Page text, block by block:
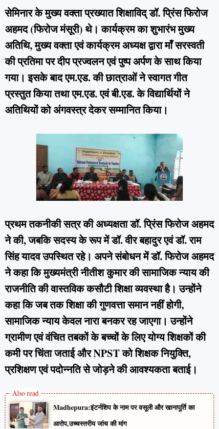
सेमिनार के मुख्य वक्ता प्रख्यात शिक्षाविद् डॉ. प्रिंस फिरोज
अहमद (फिरोज मंसूरी) थे। कार्यक्रम का शुभारंभ मुख्य
अतिथि, मुख्य वक्ता एवं कार्यक्रम अध्यक्ष द्वारा माँ सरस्वती
की प्रतिमा पर दीप प्रज्वलन एवं पुष्प अर्पण के साथ किया
गया। इसके बाद एम.एड. की छात्राओं ने स्वागत गीत
प्रस्तुत किया तथा एम.एड. एवं बी.एड. के विद्यार्थियों ने
अतिथियों को अंगवस्त्र देकर सम्मानित किया।
प्रथम तकनीकी सत्र की अध्यक्षता डॉ. प्रिंस फिरोज अहमद
ने की, जबकि सदस्य के रूप में डॉ. वीर बहादुर एवं डॉ. राम
सिंह यादव उपस्थित रहे। अपने संबोधन में डॉ. फिरोज अहमद
ने कहा कि मुख्यमंत्री नीतीश कुमार की सामाजिक न्याय की
राजनीति की वास्तविक कसौटी शिक्षा व्यवस्था है। उन्होंने
कहा कि जब तक शिक्षा की गुणवत्ता समान नहीं होगी,
सामाजिक न्याय केवल नारा बनकर रह जाएगा। उन्होंने
ग्रामीण एवं वंचित तबकों के बच्चों के लिए योग्य शिक्षकों की
कमी पर चिंता जताई और NPST को शिक्षक नियुक्ति,
प्रशिक्षण एवं पदोन्नति से जोड़ने की आवश्यकता बताई।
Madhepura:इंटर्नशिप के नाम पर वसूली और खानापूर्ति का
आरोप,उच्चस्तरीय जांच की मांग